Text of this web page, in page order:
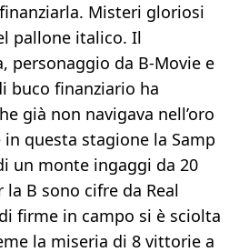
Misteri gloriosi
pallone italico. Il
personaggio da B-Movie e
buco finanziario ha
già non navigava nell’oro
questa stagione la Samp
un monte ingaggi da 20
B sono cifre da Real
firme in campo si è sciolta
la miseria di 8 vittorie a